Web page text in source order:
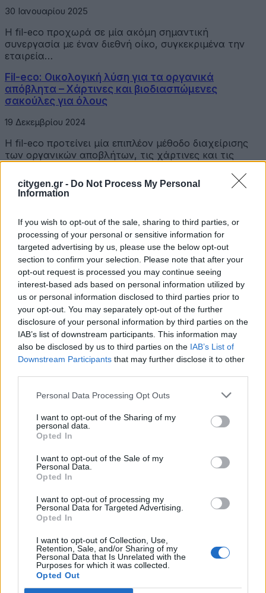
citygen.gr - Do Not Process My Personal
Information
If you wish to opt-out of the sale, sharing to third parties, or
processing of your personal or sensitive information for
targeted advertising by us, please use the below opt-out
section to confirm your selection. Please note that after your
opt-out request is processed you may continue seeing
interest-based ads based on personal information utilized by
us or personal information disclosed to third parties prior to
your opt-out. You may separately opt-out of the further
disclosure of your personal information by third parties on the
IAB’s list of downstream participants. This information may
also be disclosed by us to third parties on the IAB’s List of
Downstream Participants that may further disclose it to other
Personal Data Processing Opt Outs
I want to opt-out of the Sharing of my
personal data.
Opted In
I want to opt-out of the Sale of my
Personal Data.
Opted In
I want to opt-out of processing my
Personal Data for Targeted Advertising.
Opted In
I want to opt-out of Collection, Use,
Retention, Sale, and/or Sharing of my
Personal Data that Is Unrelated with the
Purposes for which it was collected.
Opted Out
30 Ιανουαρίου 2025
Η fil-eco προχωρά σε μία ακόμη σημαντική
συνεργασία με έναν διεθνή οίκο, συγκεκριμένα την
εταιρεία…
Fil-eco: Οικολογική λύση για τα οργανικά
απόβλητα – Χάρτινες και βιοδιασπώμενες
σακούλες για όλους
19 Δεκεμβρίου 2024
Η fil-eco προτείνει μία επιπλέον μέθοδο διαχείρισης
των οργανικών αποβλήτων, τις χάρτινες και τις
Καινοτόμος λύση για καθαρό περιβάλλον και
φροντίδα των αδέσποτων: Το Pugedon της Fil-Eco
2 Δεκεμβρίου 2024
Η Fil-Eco, πρωτοπόρος στην κυκλική οικονομία,
παρουσιάζει το Pugedon: Μια καινοτόμα λύση για την
ανακύκλωση…
Latest Posts
Όμιλος Σαρακάκη: Παραχώρησε το νέο Maxus T60 Max
στην ΕΠΟΜΕΑ Βιλίων
6 Αυγούστου 2026
Περιφέρεια αποκτά ένα πρωτοποριακό ψηφιακό
6 Αυγούστου 2026
Δήμος Αθηναίων: 43 σχολικές αυλές γίνονται πιο
πράσινες και πιο δροσερές
Η FARIA Renewables προχώρησε στην ηλεκτροδότηση
του αιολικού πάρκου Faria Αίολος Λάρυμνα
5 Αυγούστου 2026
ΥΠΕΝ: Διευρύνεται ο κατάλογος των
Προστατευόμενων Τοπίων σε 12